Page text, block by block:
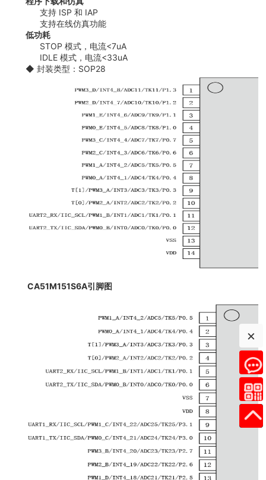
支持 ISP 和 IAP
支持在线仿真功能
低功耗
STOP 模式，电流<7uA
IDLE 模式，电流<33uA
◆ 封装类型：SOP28
CA51M151S6A引脚图
×